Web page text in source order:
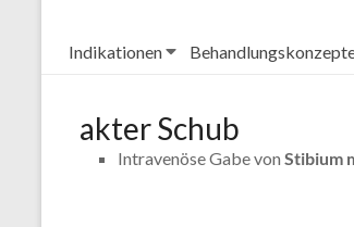
Indikationen
akter Schub
Intravenöse Gabe von Stibium